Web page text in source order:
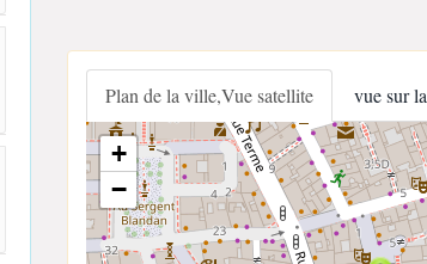
Plan de la ville,Vue satellite vue sur
+
−